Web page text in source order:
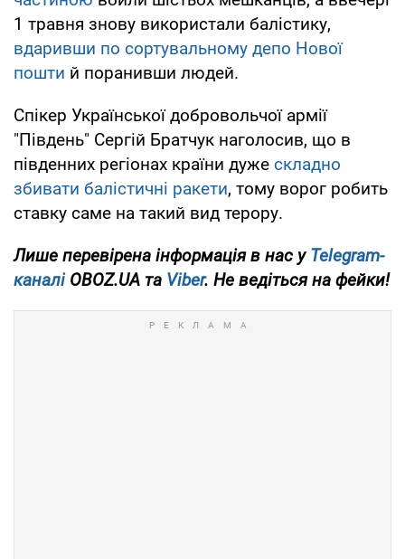
1 травня знову використали балістику,
вдаривши по сортувальному депо Нової
пошти й поранивши людей.
Спікер Української добровольчої армії
"Південь" Сергій Братчук наголосив, що в
південних регіонах країни дуже складно
збивати балістичні ракети, тому ворог робить
ставку саме на такий вид терору.
Лише перевірена інформація в нас уTelegram-
каналіOBOZ.UA та Viber. Не ведіться на фейки!